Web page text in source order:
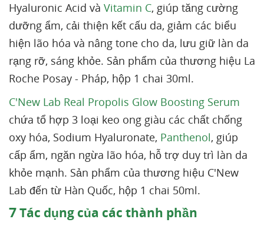
Hyaluronic Acid và Vitamin C, giúp tăng cường
dưỡng ẩm, cải thiện kết cấu da, giảm các biểu
hiện lão hóa và nâng tone cho da, lưu giữ làn da
rạng rỡ, sáng khỏe. Sản phẩm của thương hiệu La
Roche Posay - Pháp, hộp 1 chai 30ml.
C'New Lab Real Propolis Glow Boosting Serum
chứa tổ hợp 3 loại keo ong giàu các chất chống
oxy hóa, Sodium Hyaluronate, Panthenol, giúp
cấp ẩm, ngăn ngừa lão hóa, hỗ trợ duy trì làn da
khỏe mạnh. Sản phẩm của thương hiệu C'New
Lab đến từ Hàn Quốc, hộp 1 chai 50ml.
7Tác dụng của các thành phần